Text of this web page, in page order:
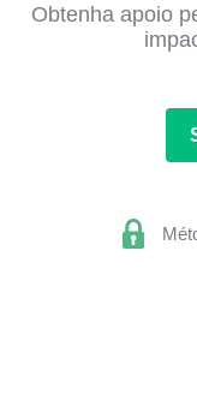
Obtenha apoio